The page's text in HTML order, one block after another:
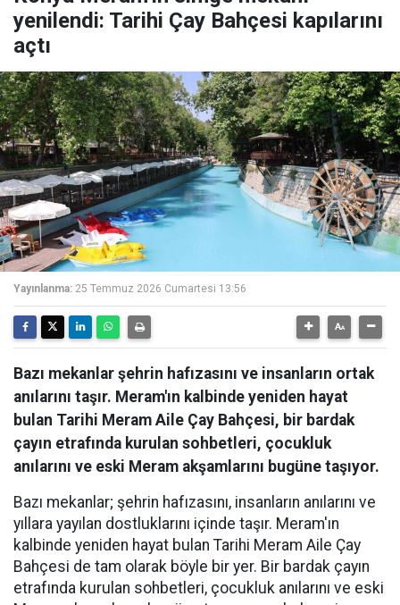
yenilendi: Tarihi Çay Bahçesi kapılarını
açtı
Yayınlanma: 25 Temmuz 2026 Cumartesi 13:56
Bazı mekanlar şehrin hafızasını ve insanların ortak
anılarını taşır. Meram'ın kalbinde yeniden hayat
bulan Tarihi Meram Aile Çay Bahçesi, bir bardak
çayın etrafında kurulan sohbetleri, çocukluk
anılarını ve eski Meram akşamlarını bugüne taşıyor.
Bazı mekanlar; şehrin hafızasını, insanların anılarını ve
yıllara yayılan dostluklarını içinde taşır. Meram'ın
kalbinde yeniden hayat bulan Tarihi Meram Aile Çay
Bahçesi de tam olarak böyle bir yer. Bir bardak çayın
etrafında kurulan sohbetleri, çocukluk anılarını ve eski